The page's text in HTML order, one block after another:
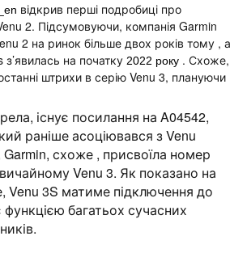
відкрив перші подробиці про
2. Підсумовуючи, компанія Garmin
2 на ринок більше двох років тому , а
на початку 2022 року . Схоже,
штрихи в серію Venu 3, плануючи
існує посилання на A04542,
раніше асоціювався з Venu
Garmin, схоже , присвоїла номер
Venu 3. Як показано на
Venu 3S матиме підключення до
багатьох сучасних